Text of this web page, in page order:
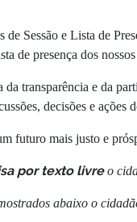
Sessão e Lista de
de presença dos
transparência e da
decisões e
futuro mais justo e
por texto livreo
abaixo o